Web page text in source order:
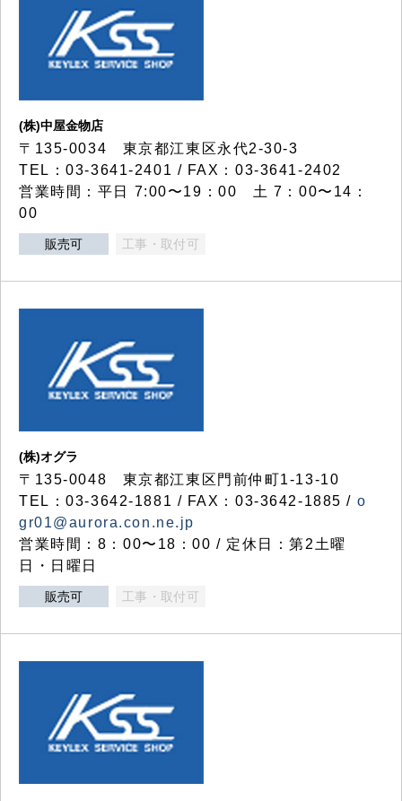
(株)中屋金物店
〒135-0034 東京都江東区永代2-30-3
TEL：03-3641-2401 / FAX：03-3641-2402
営業時間：平日 7:00〜19：00 土 7：00〜14：
00
販売可 工事・取付可
(株)オグラ
〒135-0048 東京都江東区門前仲町1-13-10
TEL：03-3642-1881 / FAX：03-3642-1885 / o
gr01@aurora.con.ne.jp
営業時間：8：00〜18：00 / 定休日：第2土曜
日・日曜日
販売可 工事・取付可